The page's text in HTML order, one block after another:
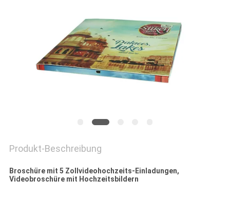
Produkt-Beschreibung
Broschüre mit 5 Zollvideohochzeits-Einladungen,
Videobroschüre mit Hochzeitsbildern